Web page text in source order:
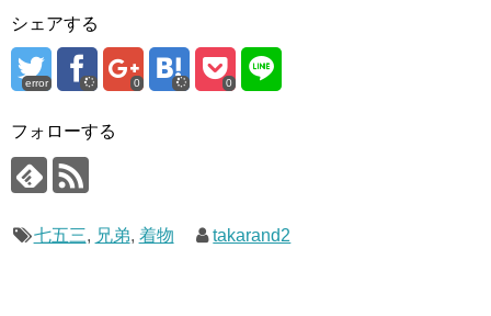
シェアする
error 0 0
フォローする
七五三, 兄弟, 着物 takarand2